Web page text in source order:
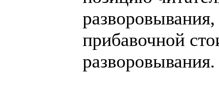
прибавочной
разворовывания.